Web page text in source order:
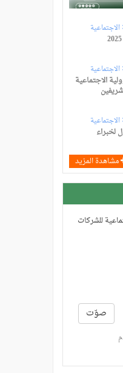
الاجتماعية
لخبراء
مشاهدة المزيد
للشركات
صوّت